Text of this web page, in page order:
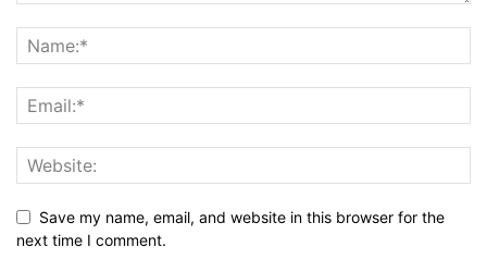
Save my name, email, and website in this browser for the
next time I comment.